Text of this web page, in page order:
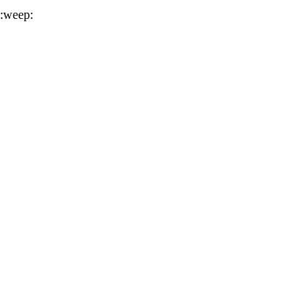
:weep: